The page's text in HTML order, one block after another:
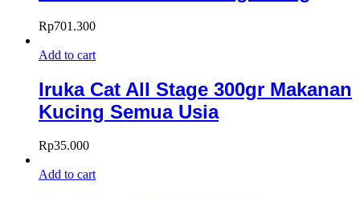
Rp701.300
Add to cart
Iruka Cat All Stage 300gr Makanan
Kucing Semua Usia
Rp35.000
Add to cart